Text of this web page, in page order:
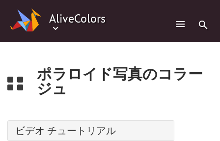
AliveColors
ポラロイド写真のコラー
ジュ
ビデオ チュートリアル